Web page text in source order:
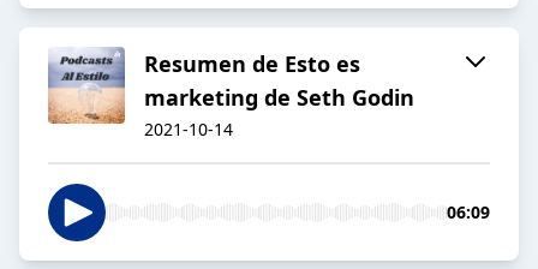
Resumen de Esto es
marketing de Seth Godin
2021-10-14
06:09